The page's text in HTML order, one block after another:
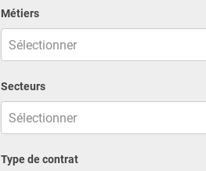
Métiers
Secteurs
Type de contrat